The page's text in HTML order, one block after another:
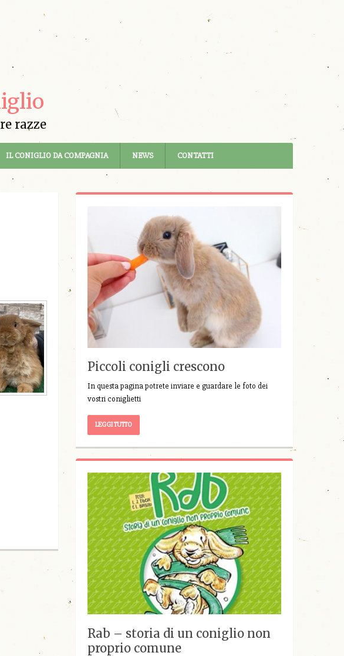
razze
IL CONIGLIO DA COMPAGNIA NEWS CONTATTI
Piccoli conigli crescono
In questa pagina potrete inviare e guardare le foto dei
vostri coniglietti
LEGGI TUTTO
Rab – storia di un coniglio non
proprio comune